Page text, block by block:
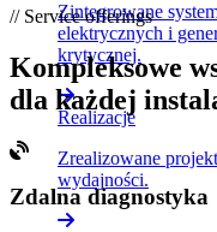
Zintegrowane
elektrycznych i
krytycznej.
Realizacje
Zrealizowane
wydajności.
// Service offerings
Kompleksowe
dla każdej
Zdalna diagnostyka